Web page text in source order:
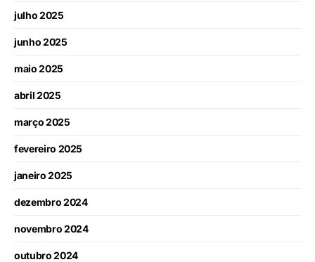
julho 2025
junho 2025
maio 2025
abril 2025
março 2025
fevereiro 2025
janeiro 2025
dezembro 2024
novembro 2024
outubro 2024